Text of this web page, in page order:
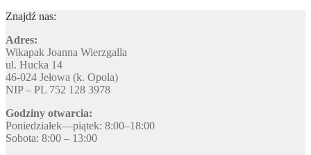
Znajdź nas:
Adres:
Wikapak Joanna Wierzgalla
ul. Hucka 14
46-024 Jełowa (k. Opola)
NIP – PL 752 128 3978
Godziny otwarcia:
Poniedziałek—piątek: 8:00–18:00
Sobota: 8:00 – 13:00